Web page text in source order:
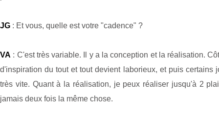
JG : Et vous, quelle est votre "cadence" ?
VA : C'est très variable. Il y a la conception et la réalisation.
d'inspiration du tout et tout devient laborieux, et puis
très vite. Quant à la réalisation, je peux réaliser jusqu'à 2
jamais deux fois la même chose.